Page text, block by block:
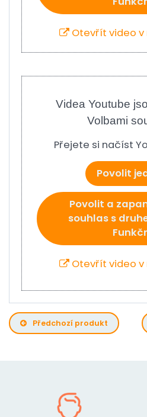
Otevřít video v
Videa Youtube
Volbami
Přejete si načíst
Povolit
Povolit a
souhlas s
Otevřít video v
Předchozí produkt